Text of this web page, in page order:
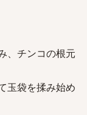
、チンコの根元
玉袋を揉み始め